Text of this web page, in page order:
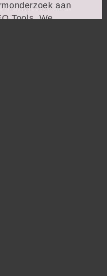
aan
Tools. We